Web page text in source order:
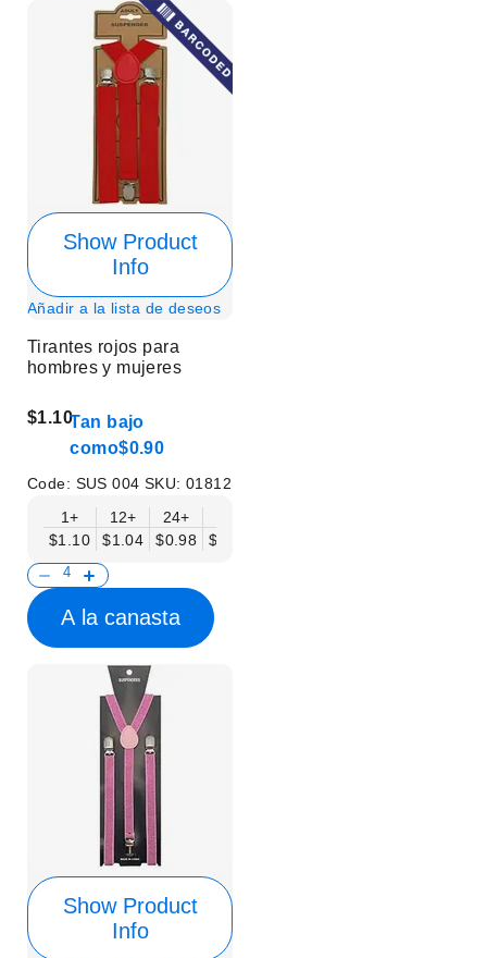
Show Product
Info
Añadir a la lista de deseos
Tirantes rojos para
hombres y mujeres
$1.10Tan bajo
como$0.90
Code: SUS 004 SKU:01812
1+
$1.10
12+
$1.04
24+
$0.98
$0.90
A la canasta
Show Product
Info